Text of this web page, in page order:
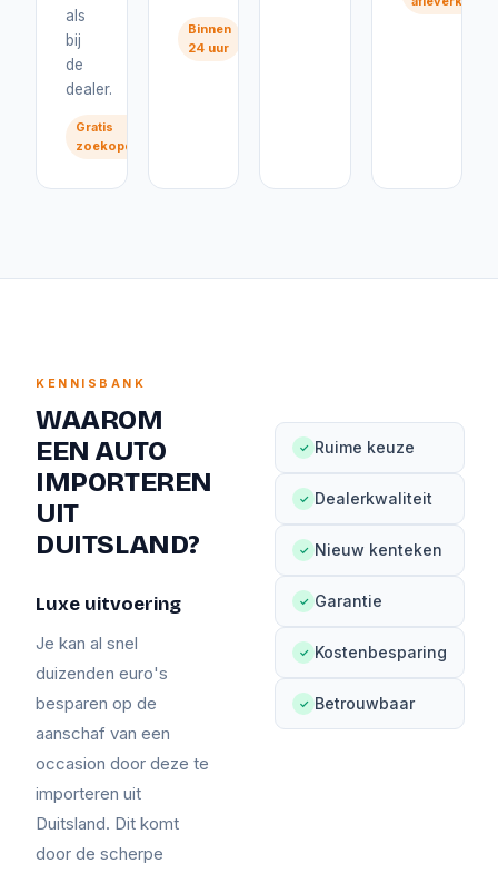
als
bij
de
dealer.
Gratis
zoekopdracht
Binnen
24 uur
KENNISBANK
WAAROM
EEN AUTO
IMPORTEREN
UIT
DUITSLAND?
Luxe uitvoering
Je kan al snel
duizenden euro's
besparen op de
aanschaf van een
occasion door deze te
importeren uit
Duitsland. Dit komt
door de scherpe
✓ Ruime keuze
✓ Dealerkwaliteit
✓ Nieuw kenteken
✓ Garantie
✓ Kostenbesparing
✓ Betrouwbaar